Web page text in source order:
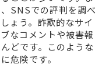
SNSでの評判を調べ
ょう。詐欺的なサイ
なコメントや被害報
どです。このような
危険です。